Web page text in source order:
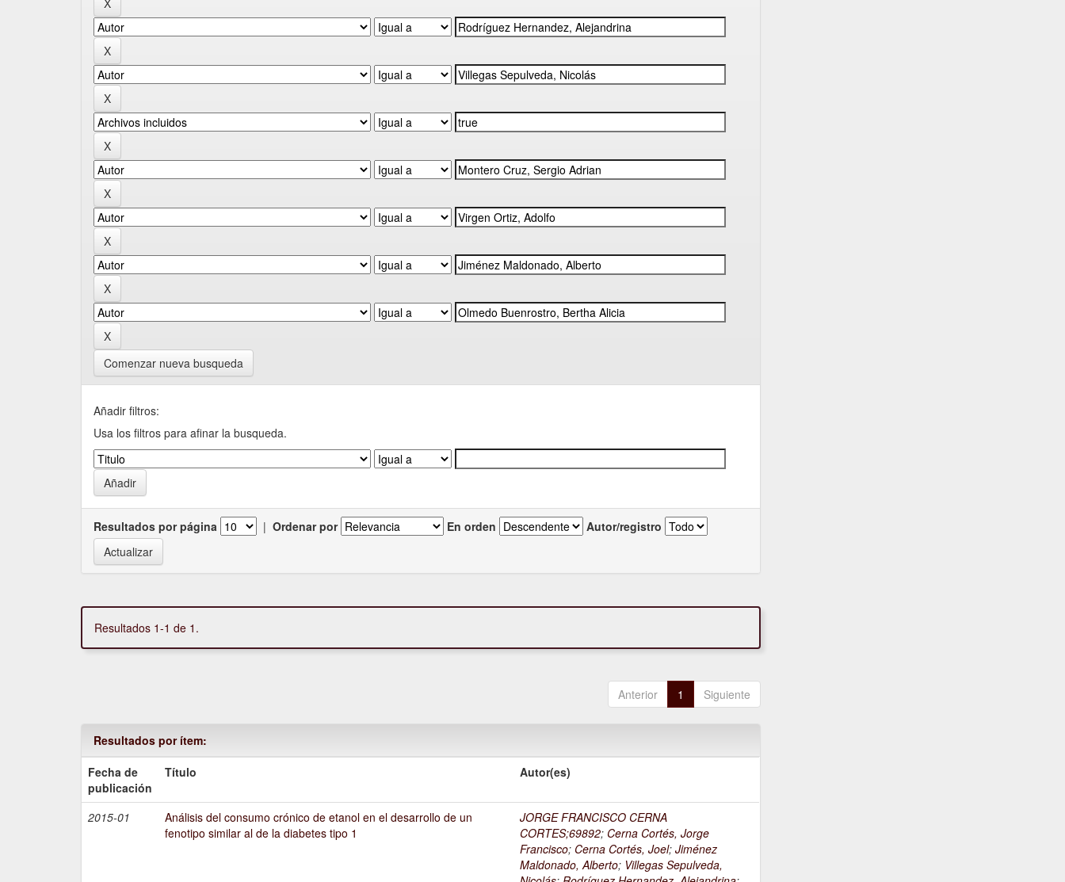
Comenzar nueva busqueda
Añadir filtros:
Usa los filtros para afinar la busqueda.
Resultados por página | Ordenar por En orden Autor/registro
Resultados 1-1 de 1.
Anterior 1 Siguiente
Resultados por ítem:
Fecha de
publicación
Título Autor(es)
2015-01
Análisis del consumo crónico de etanol en el desarrollo de un
fenotipo similar al de la diabetes tipo 1
JORGE FRANCISCO CERNA
CORTES;69892; Cerna Cortés, Jorge
Francisco; Cerna Cortés, Joel;Jiménez
Maldonado, Alberto; Villegas Sepulveda,